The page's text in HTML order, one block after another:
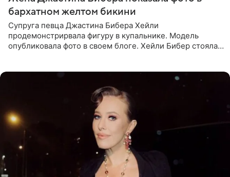
бархатном желтом бикини
Супруга певца Джастина Бибера Хейли
продемонстрирвала фигуру в купальнике. Модель
опубликовала фото в своем блоге. Хейли Бибер стояла